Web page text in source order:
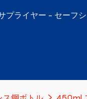
プライヤー - セーフ